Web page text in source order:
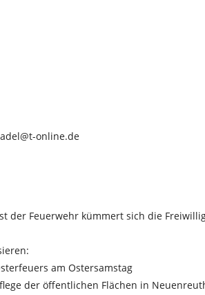
online.de
der Feuerwehr kümmert sich die
am Ostersamstag
der öffentlichen Flächen in